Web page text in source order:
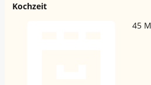
Kochzeit
45